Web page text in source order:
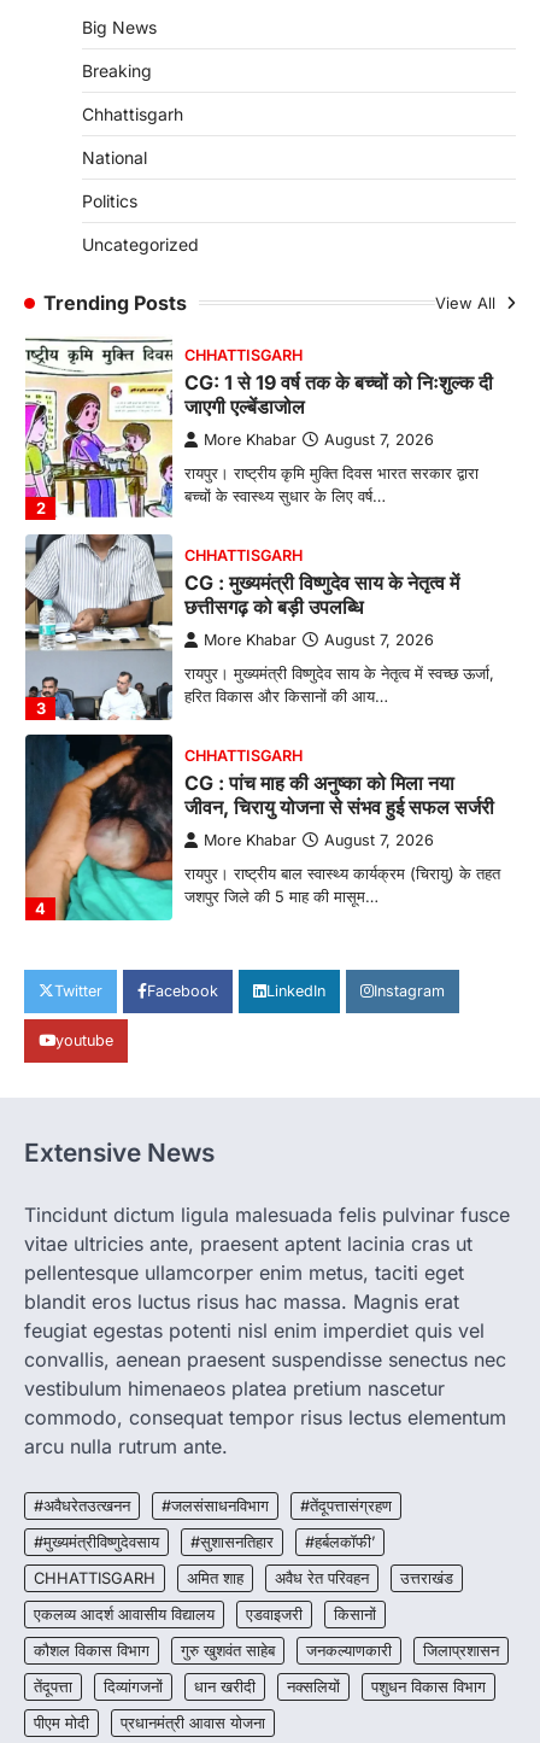
Big News
Breaking
Chhattisgarh
National
Politics
Uncategorized
Trending Posts View All
जशपुर जिले की 5 माह की मासूम…
CG: छिपली की दीदियों का कमाल, बकरी
बनाने की दिशा में जिले के नगरी…
2
CHHATTISGARH
CG: 1 से 19 वर्ष तक के बच्चों को निःशुल्क दी
जाएगी एल्बेंडाजोल
More Khabar August 7, 2026
रायपुर। राष्ट्रीय कृमि मुक्ति दिवस भारत सरकार द्वारा
बच्चों के स्वास्थ्य सुधार के लिए वर्ष…
3
CHHATTISGARH
CG : मुख्यमंत्री विष्णुदेव साय के नेतृत्व में
छत्तीसगढ़ को बड़ी उपलब्धि
More Khabar August 7, 2026
रायपुर। मुख्यमंत्री विष्णुदेव साय के नेतृत्व में स्वच्छ ऊर्जा,
हरित विकास और किसानों की आय…
4
CHHATTISGARH
CG : पांच माह की अनुष्का को मिला नया
जीवन, चिरायु योजना से संभव हुई सफल सर्जरी
More Khabar August 7, 2026
रायपुर। राष्ट्रीय बाल स्वास्थ्य कार्यक्रम (चिरायु) के तहत
जशपुर जिले की 5 माह की मासूम…
CG: छिपली की दीदियों का कमाल, बकरी
पालन से बढ़ी आय और मजबूत हुआ आत्मविश्वास
बनाने की दिशा में जिले के नगरी…
2
CHHATTISGARH
जाएगी एल्बेंडाजोल
More Khabar August 7, 2026
रायपुर। राष्ट्रीय कृमि मुक्ति दिवस भारत सरकार द्वारा
बच्चों के स्वास्थ्य सुधार के लिए वर्ष…
3
CHHATTISGARH
CG : मुख्यमंत्री विष्णुदेव साय के नेतृत्व में
छत्तीसगढ़ को बड़ी उपलब्धि
More Khabar
हरित विकास और किसानों की आय…
4
CHHATTISGARH
CG : पांच माह की अनुष्का को मिला नया
जीवन, चिरायु योजना से संभव हुई सफल सर्जरी
More Khabar August 7, 2026
रायपुर। राष्ट्रीय बाल स्वास्थ्य कार्यक्रम (चिरायु) के तहत
जशपुर जिले की 5 माह की मासूम…
Twitter Facebook LinkedIn Instagram
youtube
Extensive News
Tincidunt dictum ligula malesuada felis pulvinar fusce
vitae ultricies ante, praesent aptent lacinia cras ut
pellentesque ullamcorper enim metus, taciti eget
blandit eros luctus risus hac massa. Magnis erat
feugiat egestas potenti nisl enim imperdiet quis vel
convallis, aenean praesent suspendisse senectus nec
vestibulum himenaeos platea pretium nascetur
commodo, consequat tempor risus lectus elementum
arcu nulla rutrum ante.
#अवैधरेतउत्खनन #जलसंसाधनविभाग
#तेंदूपत्तासंग्रहण
#मुख्यमंत्रीविष्णुदेवसाय
#सुशासनतिहार
#हर्बलकॉफी’
CHHATTISGARH
अमित शाह अवैध रेत परिवहन
उत्तराखंड
एकलव्य आदर्श आवासीय विद्यालय
एडवाइजरी
किसानों
कौशल विकास विभाग
गुरु खुशवंत साहेब जनकल्याणकारी
जिलाप्रशासन
तेंदूपत्ता
दिव्यांगजनों धान खरीदी नक्सलियों
पशुधन विकास विभाग
पीएम मोदी
प्रधानमंत्री आवास योजना